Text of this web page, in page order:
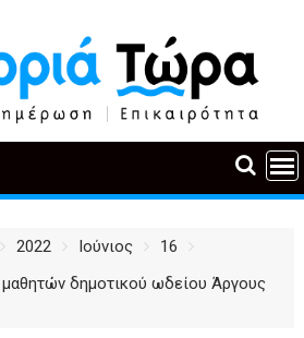
2022 Ιούνιος
16
μαθητών δημοτικού ωδείου Άργους